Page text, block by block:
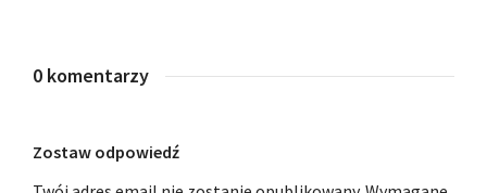
0 komentarzy
Zostaw odpowiedź